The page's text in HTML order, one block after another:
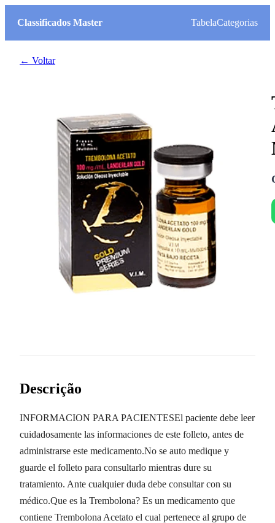
Classificados Master TabelaCategorias
← Voltar
Descrição
INFORMACION PARA PACIENTESEl paciente debe leer
cuidadosamente las informaciones de este folleto, antes de
administrarse este medicamento.No se auto medique y
guarde el folleto para consultarlo mientras dure su
tratamiento. Ante cualquier duda debe consultar con su
médico.Que es la Trembolona? Es un medicamento que
contiene Trembolona Acetato el cual pertenece al grupo de